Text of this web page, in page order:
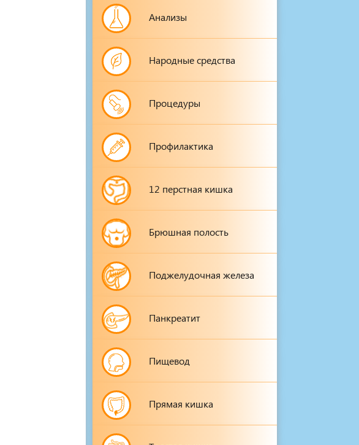
Анализы
Народные средства
Процедуры
Профилактика
12 перстная кишка
Брюшная полость
Поджелудочная железа
Панкреатит
Пищевод
Прямая кишка